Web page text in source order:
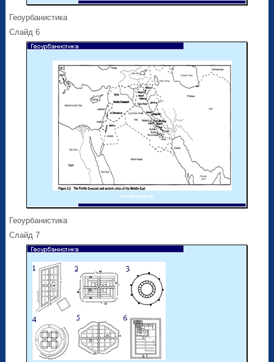
Геоурбанистика
Слайд 6
Геоурбанистика
Слайд 7